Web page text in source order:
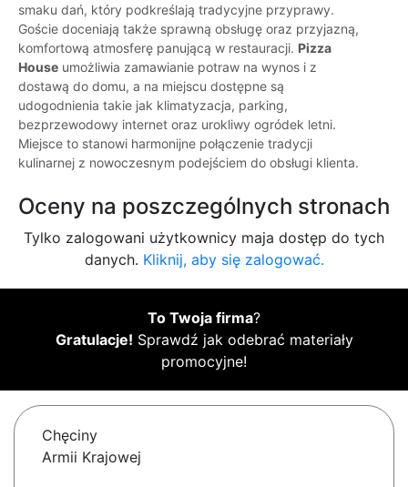
smaku dań, który podkreślają tradycyjne przyprawy.
Goście doceniają także sprawną obsługę oraz przyjazną,
komfortową atmosferę panującą w restauracji. Pizza
House umożliwia zamawianie potraw na wynos i z
dostawą do domu, a na miejscu dostępne są
udogodnienia takie jak klimatyzacja, parking,
bezprzewodowy internet oraz urokliwy ogródek letni.
Miejsce to stanowi harmonijne połączenie tradycji
kulinarnej z nowoczesnym podejściem do obsługi klienta.
Oceny na poszczególnych stronach
Tylko zalogowani użytkownicy maja dostęp do tych
danych. Kliknij, aby się zalogować.
To Twoja firma?
Gratulacje! Sprawdź jak odebrać materiały
promocyjne!
Chęciny
Armii Krajowej